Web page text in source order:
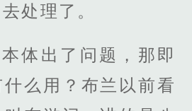
处理了。
体出了问题，那即
么用？布兰以前看